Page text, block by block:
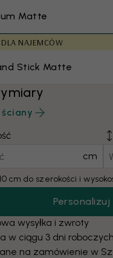
Matte
DLA NAJEMCÓW
Stick Matte
cm
cm do szerokości i
wysyłka i zwroty
w ciągu 3 dni roboczych
na zamówienie w